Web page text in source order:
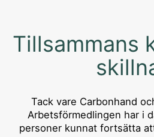
Tillsammans
Tack vare Carbonhand
Arbetsförmedlingen har i
personer kunnat fortsätta